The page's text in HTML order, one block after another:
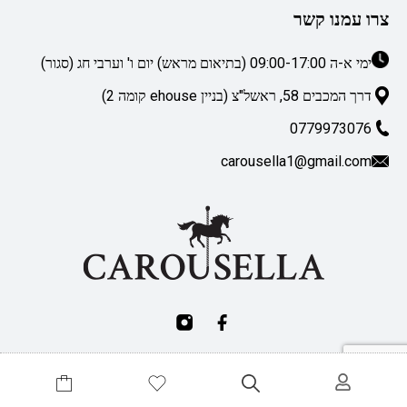
צרו עמנו קשר
ימי א-ה 09:00-17:00 (בתיאום מראש) יום ו' וערבי חג (סגור)
דרך המכבים 58, ראשל"צ (בניין ehouse קומה 2)
0779973076
carousella1@gmail.com